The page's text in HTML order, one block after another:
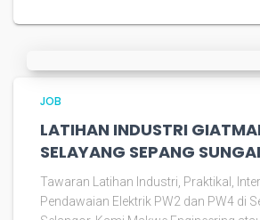
JOB
LATIHAN INDUSTRI
SELAYANG SEPANG
Tawaran Latihan Industri, Praktikal,
Pendawaian Elektrik PW2 dan PW4 di